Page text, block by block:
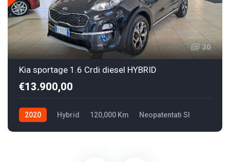
30
Kia sportage 1.6 Crdi diesel HYBRID
€13.900,00
2020 Hybrid 120,000 Km Neopatentati SI